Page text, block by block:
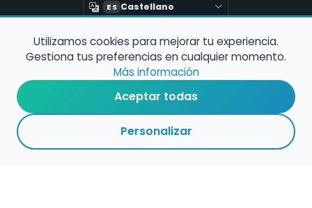
ES Castellano
Encuentra Músico
Buscador de Músicos
Encuentra Pianista Acompañante
Asesoría para músicos y docentes
Utilizamos cookies para mejorar tu experiencia.
Gestiona tus preferencias en cualquier momento.
Más información
Aceptar todas
Personalizar